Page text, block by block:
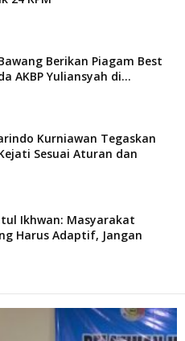
Berikan Piagam Best
AKBP Yuliansyah di...
Kurniawan Tegaskan
Sesuai Aturan dan
Ikhwan: Masyarakat
Harus Adaptif, Jangan